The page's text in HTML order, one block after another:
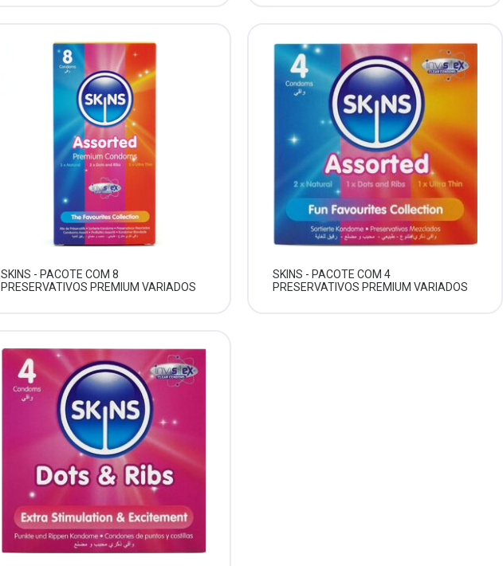
SKINS - PACOTE COM 8
PRESERVATIVOS PREMIUM VARIADOS
SKINS - PACOTE COM 4
PRESERVATIVOS PREMIUM VARIADOS